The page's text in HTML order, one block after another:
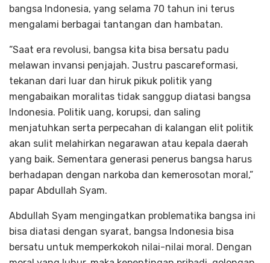
bangsa Indonesia, yang selama 70 tahun ini terus
mengalami berbagai tantangan dan hambatan.
“Saat era revolusi, bangsa kita bisa bersatu padu
melawan invansi penjajah. Justru pascareformasi,
tekanan dari luar dan hiruk pikuk politik yang
mengabaikan moralitas tidak sanggup diatasi bangsa
Indonesia. Politik uang, korupsi, dan saling
menjatuhkan serta perpecahan di kalangan elit politik
akan sulit melahirkan negarawan atau kepala daerah
yang baik. Sementara generasi penerus bangsa harus
berhadapan dengan narkoba dan kemerosotan moral,”
papar Abdullah Syam.
Abdullah Syam mengingatkan problematika bangsa ini
bisa diatasi dengan syarat, bangsa Indonesia bisa
bersatu untuk memperkokoh nilai-nilai moral. Dengan